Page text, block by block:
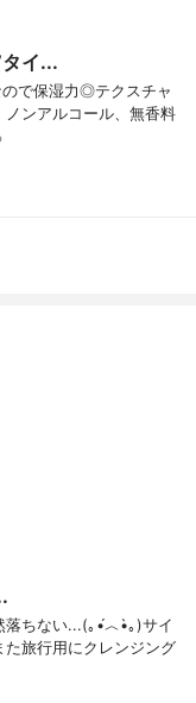
イ...
ので保湿力◎テクスチャ
ンアルコール、無香料
ちない...(｡•́︿•̀｡)サイ
旅行用にクレンジング